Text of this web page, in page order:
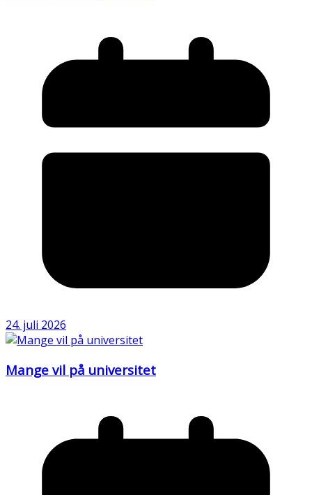
24. juli 2026
Mange vil på universitet